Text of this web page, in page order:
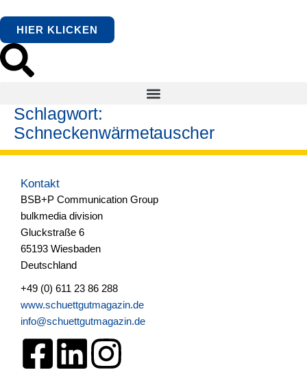
springen
HIER KLICKEN
Schlagwort:
Schneckenwärmetauscher
Kontakt
BSB+P Communication Group
bulkmedia division
Gluckstraße 6
65193 Wiesbaden
Deutschland
+49 (0) 611 23 86 288
www.schuettgutmagazin.de
info@schuettgutmagazin.de